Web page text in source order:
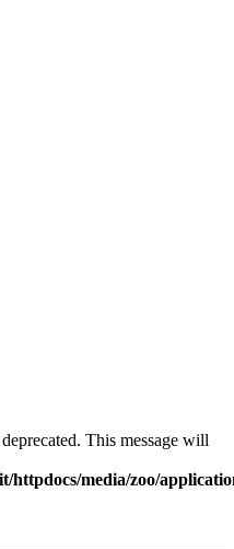
This message will
httpdocs/media/zoo/